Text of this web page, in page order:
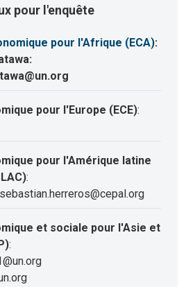
pour l'enquête
pour l'Afrique (ECA):
pour l'Europe (ECE):
pour l'Amérique latine
:
et sociale pour l'Asie et
: